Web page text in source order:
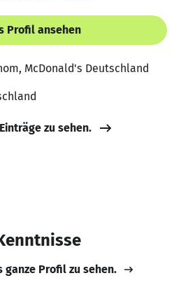
Profil ansehen
McDonald's Deutschland
zu sehen.
ganze Profil zu sehen.